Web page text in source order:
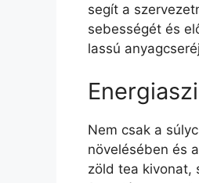
segít a
sebességét és
lassú
Nem csak a
növelésében és
zöld tea kivonat,